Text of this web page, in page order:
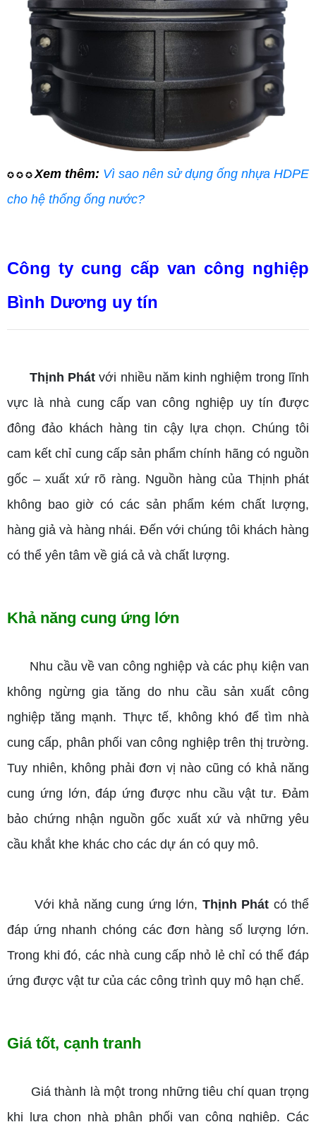
✪ ✪ ✪ Xem thêm: Vì sao nên sử dụng ống nhựa HDPE
cho hệ thống ống nước?
Công ty cung cấp van công nghiệp
Bình Dương uy tín
Thịnh Phátvới nhiều năm kinh nghiệm trong lĩnh
vực là nhà cung cấp van công nghiệp uy tín được
đông đảo khách hàng tin cậy lựa chọn. Chúng tôi
cam kết chỉ cung cấp sản phẩm chính hãng có nguồn
gốc – xuất xứ rõ ràng. Nguồn hàng của Thịnh phát
không bao giờ có các sản phẩm kém chất lượng,
hàng giả và hàng nhái. Đến với chúng tôi khách hàng
có thể yên tâm về giá cả và chất lượng.
Khả năng cung ứng lớn
Nhu cầu về van công nghiệp và các phụ kiện van
không ngừng gia tăng do nhu cầu sản xuất công
nghiệp tăng mạnh. Thực tế, không khó để tìm nhà
cung cấp, phân phối van công nghiệp trên thị trường.
Tuy nhiên, không phải đơn vị nào cũng có khả năng
cung ứng lớn, đáp ứng được nhu cầu vật tư. Đảm
bảo chứng nhận nguồn gốc xuất xứ và những yêu
cầu khắt khe khác cho các dự án có quy mô.
Với khả năng cung ứng lớn, Thịnh Phát có thể
đáp ứng nhanh chóng các đơn hàng số lượng lớn.
Trong khi đó, các nhà cung cấp nhỏ lẻ chỉ có thể đáp
ứng được vật tư của các công trình quy mô hạn chế.
Giá tốt, cạnh tranh
Giá thành là một trong những tiêu chí quan trọng
khi lựa chọn nhà phân phối van công nghiệp. Các